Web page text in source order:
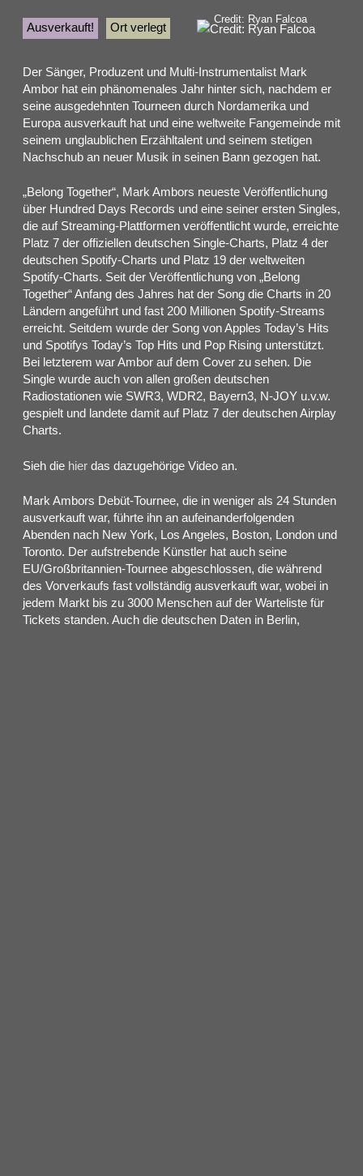
Ausverkauft! Ort verlegt
Credit: Ryan Falcoa
Der Sänger, Produzent und Multi-Instrumentalist Mark
Ambor hat ein phänomenales Jahr hinter sich, nachdem er
seine ausgedehnten Tourneen durch Nordamerika und
Europa ausverkauft hat und eine weltweite Fangemeinde mit
seinem unglaublichen Erzähltalent und seinem stetigen
Nachschub an neuer Musik in seinen Bann gezogen hat.
„Belong Together“, Mark Ambors neueste Veröffentlichung
über Hundred Days Records und eine seiner ersten Singles,
die auf Streaming-Plattformen veröffentlicht wurde, erreichte
Platz 7 der offiziellen deutschen Single-Charts, Platz 4 der
deutschen Spotify-Charts und Platz 19 der weltweiten
Spotify-Charts. Seit der Veröffentlichung von „Belong
Together“ Anfang des Jahres hat der Song die Charts in 20
Ländern angeführt und fast 200 Millionen Spotify-Streams
erreicht. Seitdem wurde der Song von Apples Today’s Hits
und Spotifys Today’s Top Hits und Pop Rising unterstützt.
Bei letzterem war Ambor auf dem Cover zu sehen. Die
Single wurde auch von allen großen deutschen
Radiostationen wie SWR3, WDR2, Bayern3, N-JOY u.v.w.
gespielt und landete damit auf Platz 7 der deutschen Airplay
Charts.
Sieh die hier das dazugehörige Video an.
Mark Ambors Debüt-Tournee, die in weniger als 24 Stunden
ausverkauft war, führte ihn an aufeinanderfolgenden
Abenden nach New York, Los Angeles, Boston, London und
Toronto. Der aufstrebende Künstler hat auch seine
EU/Großbritannien-Tournee abgeschlossen, die während
des Vorverkaufs fast vollständig ausverkauft war, wobei in
jedem Markt bis zu 3000 Menschen auf der Warteliste für
Tickets standen. Auch die deutschen Daten in Berlin,